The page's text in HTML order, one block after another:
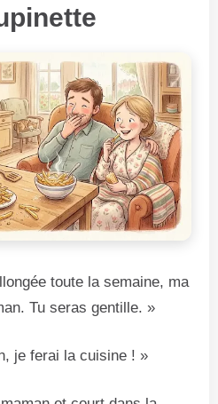
toute la semaine, ma
Tu seras gentille. »
je ferai la cuisine ! »